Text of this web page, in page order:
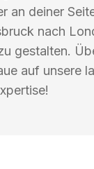
an deiner
nach
gestalten.
auf unsere